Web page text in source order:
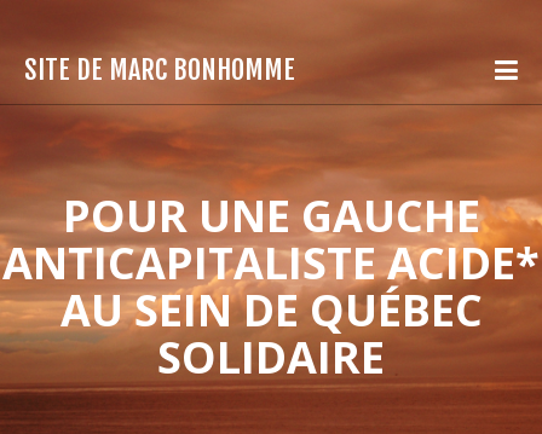
SITE DE MARC BONHOMME
POUR UNE GAUCHE
ANTICAPITALISTE ACIDE*
AU SEIN DE QUÉBEC
SOLIDAIRE